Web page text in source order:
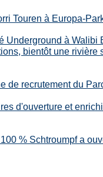
Touren à Europa-
Underground à Walibi
bientôt une rivière
de recrutement du
d'ouverture et
% Schtroumpf a